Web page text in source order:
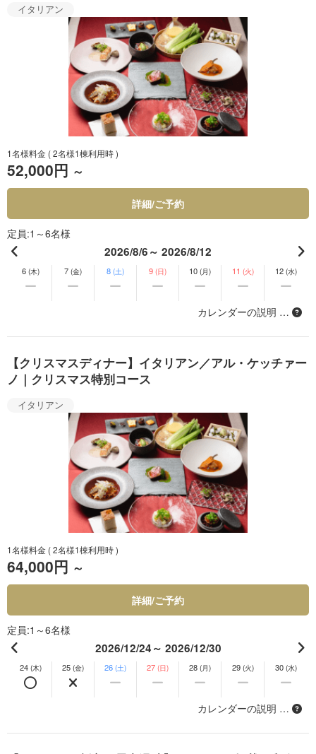
イタリアン
1名様料金 ( 2名様1棟利用時 )
52,000円 ～
詳細/ご予約
定員 1～6名様
2026/8/6～ 2026/8/12
6 (木) 7 (金) 8 (土) 9 (日) 10 (月) 11 (火) 12 (水)
カレンダーの説明 …
【クリスマスディナー】イタリアン／アル・ケッチァー
ノ｜クリスマス特別コース
イタリアン
1名様料金 ( 2名様1棟利用時 )
64,000円 ～
詳細/ご予約
定員 1～6名様
2026/12/24～ 2026/12/30
24 (木) 25 (金) 26 (土) 27 (日) 28 (月) 29 (火) 30 (水)
カレンダーの説明 …